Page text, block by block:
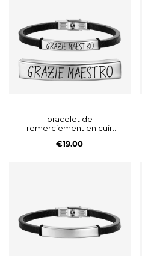
bracelet de
remerciement en cuir
€19.00